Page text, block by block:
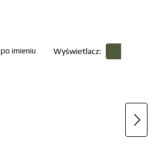
po imieniu Wyświetlacz: